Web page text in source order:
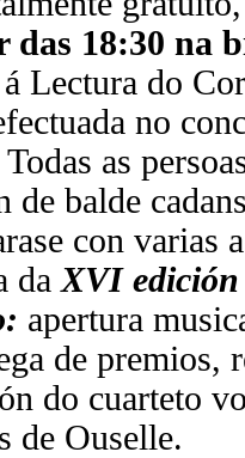
das 18:30 na
Lectura do
no
as
de balde
con varias
da XVI
apertura
de premios,
do cuarteto
de Ouselle.